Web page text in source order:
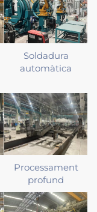
Soldadura
automàtica
Processament
profund